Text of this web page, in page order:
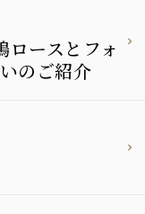
ロースとフォ
のご紹介